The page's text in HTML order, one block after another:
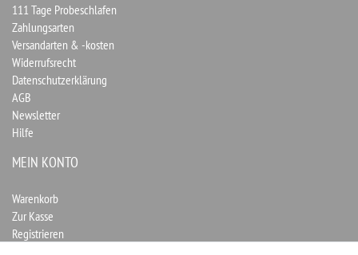
111 Tage Probeschlafen
Zahlungsarten
Versandarten & -kosten
Widerrufsrecht
Datenschutzerklärung
AGB
Newsletter
Hilfe
MEIN KONTO
Warenkorb
Zur Kasse
Registrieren